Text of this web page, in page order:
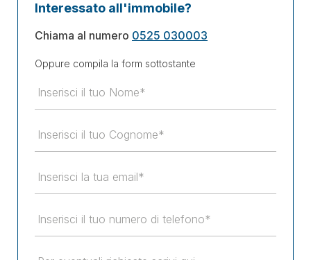
Interessato all'immobile?
Chiama al numero 0525 030003
Oppure compila la form sottostante